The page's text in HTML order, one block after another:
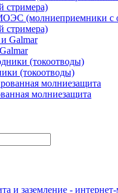
(молниеприемники с
стримера)
(токоотводы)
молниезащита